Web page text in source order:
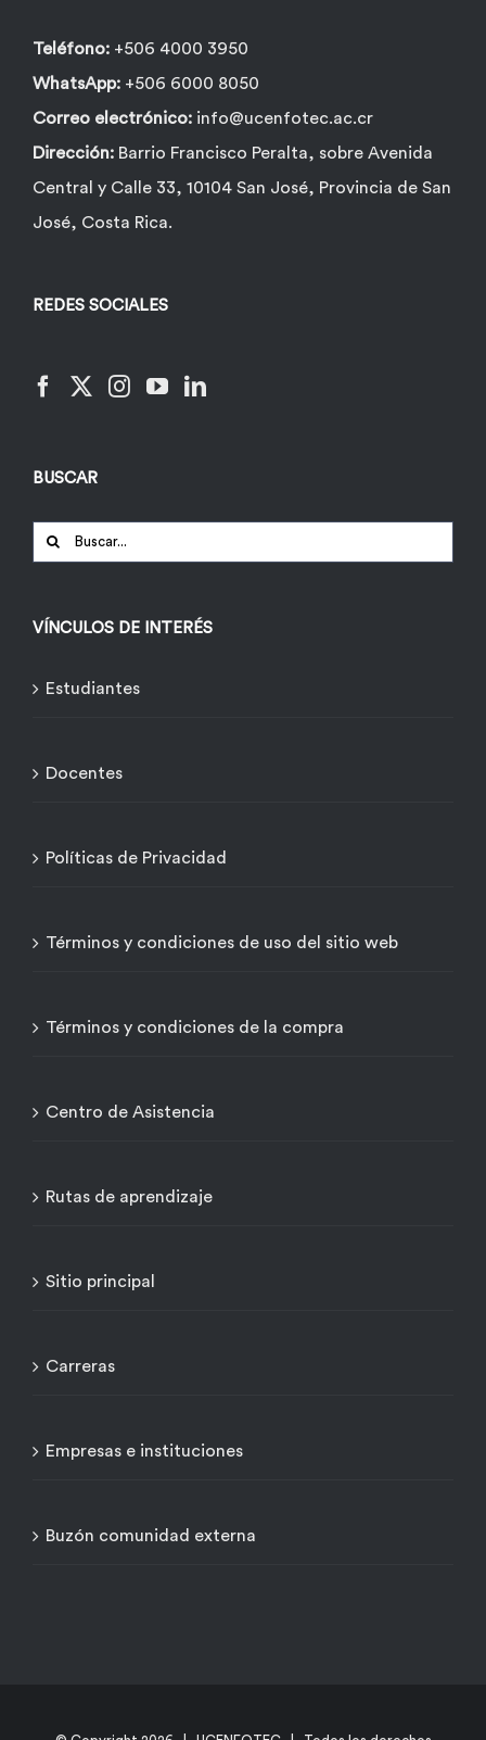
Teléfono: +506 4000 3950
WhatsApp: +506 6000 8050
Correo electrónico: info@ucenfotec.ac.cr
Dirección: Barrio Francisco Peralta, sobre Avenida
Central y Calle 33, 10104 San José, Provincia de San
José, Costa Rica.
REDES SOCIALES
BUSCAR
Buscar:
VÍNCULOS DE INTERÉS
Estudiantes
Docentes
Políticas de Privacidad
Términos y condiciones de uso del sitio web
Términos y condiciones de la compra
Centro de Asistencia
Rutas de aprendizaje
Sitio principal
Carreras
Empresas e instituciones
Buzón comunidad externa